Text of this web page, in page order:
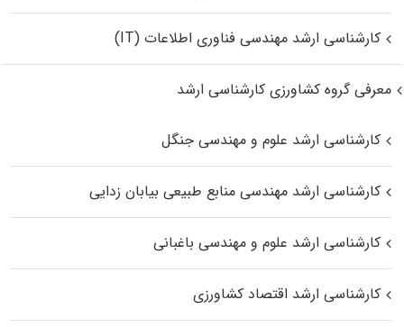
کارشناسی ارشد مهندسی فناوری اطلاعات (IT)
معرفی گروه کشاورزی کارشناسی ارشد
کارشناسی ارشد علوم و مهندسی جنگل
کارشناسی ارشد مهندسی منابع طبیعی بیابان زدایی
کارشناسی ارشد علوم و مهندسی باغبانی
کارشناسی ارشد اقتصاد کشاورزی